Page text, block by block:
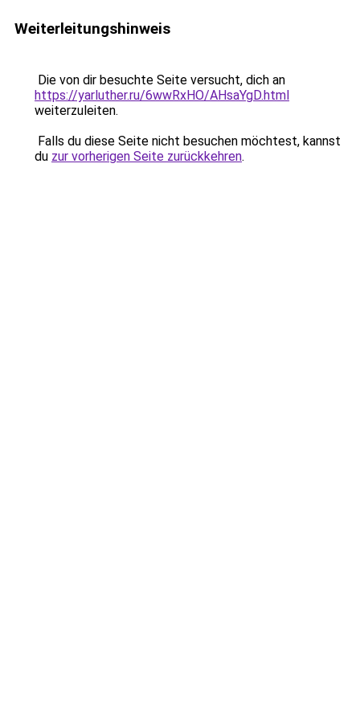
Weiterleitungshinweis
Die von dir besuchte Seite versucht, dich an
https://yarluther.ru/6wwRxHO/AHsaYgD.html
weiterzuleiten.
Falls du diese Seite nicht besuchen möchtest, kannst
du zur vorherigen Seite zurückkehren.